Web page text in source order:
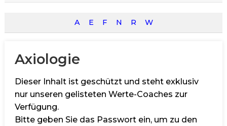
A E F N R W
Axiologie
Dieser Inhalt ist geschützt und steht exklusiv
nur unseren gelisteten Werte-Coaches zur
Verfügung.
Bitte geben Sie das Passwort ein, um zu den